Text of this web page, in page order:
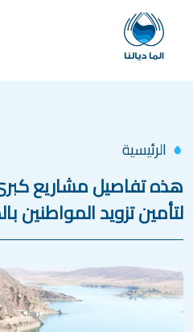
تجاوز إلى المحتوى الرئيسي
الرئيسية
هذه تفاصيل مشاريع
لتأمين تزويد المواطنين